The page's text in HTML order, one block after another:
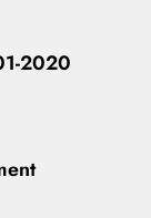
2020